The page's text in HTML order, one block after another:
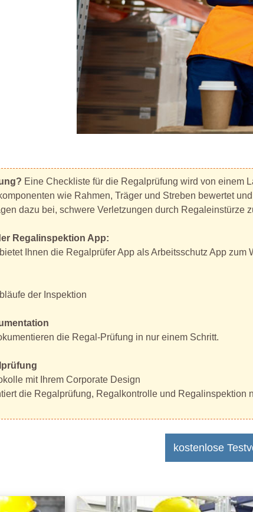
Eine Checkliste für die Regalprüfung wird von einem
wie Rahmen, Träger und Streben bewertet
dazu bei, schwere Verletzungen durch Regaleinstürze
Regalinspektion App:
Ihnen die Regalprüfer App als Arbeitsschutz App zum
der Inspektion
die Regal-Prüfung in nur einem Schritt.
mit Ihrem Corporate Design
die Regalprüfung, Regalkontrolle und Regalinspektion
kostenlose